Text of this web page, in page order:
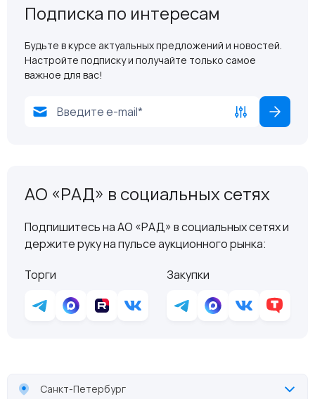
Подписка по интересам
Будьте в курсе актуальных предложений и новостей.
Настройте подписку и получайте только самое
важное для вас!
АО «РАД» в социальных сетях
Подпишитесь на АО «РАД» в социальных сетях и
держите руку на пульсе аукционного рынка:
Торги
Закупки
Санкт-Петербург